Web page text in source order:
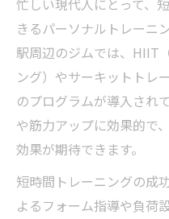
忙しい現代人にとって、
きるパーソナルトレーニ
駅周辺のジムでは、HIIT
ング）やサーキットトレ
のプログラムが導入され
や筋力アップに効果的で
効果が期待できます。
短時間トレーニングの成
よるフォーム指導や負荷